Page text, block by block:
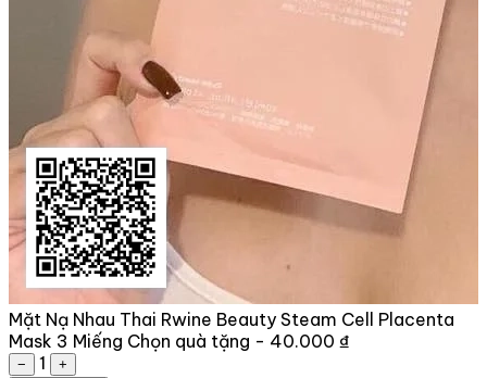
Mặt Nạ Nhau Thai Rwine Beauty Steam Cell Placenta
Mask 3 Miếng Chọn quà tặng - 40.000 ₫
− 1
+